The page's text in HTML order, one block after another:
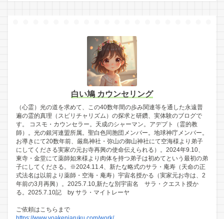
白い鳩 カウンセリング
（心霊）光の道を求めて、この40数年間の歩み関連等を通した永遠普
遍の霊的真理（スピリチャリズム）の探求と研鑽、実体験のブログで
す。 コスモ・カウンセラー。天成のシャーマン。アデプト（霊的教
師）。光の銀河連盟所属。聖白色同胞団メンバー。地球神庁メンバー。
お導きにて20数年前、厳島神社・弥山の御山神社にて空海様より弟子
にしてくださる実家の元お寺再興の使命伝えられる）。2024年9.10、
東寺・金堂にて薬師如来様より肉体を持つ弟子は初めてという最初の弟
子にしてくださる。※2024.11.4、新たな略式のサラ・庵寿（天命の正
式法名は以前より薬師・空海・庵寿）宇宙名授かる（実家元お寺は、2
年前の3月再興）。2025.7.10,新たな別宇宙名 サラ・クエスト授か
る。2025.7.10記 by サラ・マイトレーヤ
ご依頼はこちらまで